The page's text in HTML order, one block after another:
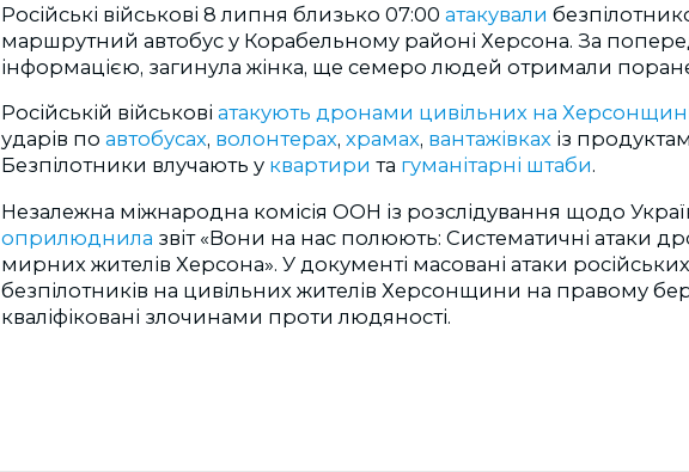
Російські військові 8 липня близько 07:00 атакували
маршрутний автобус у Корабельному районі Херсона. За
інформацією, загинула жінка, ще семеро людей отримали
Російській військові атакують дронами цивільних на
ударів по автобусах, волонтерах, храмах, вантажівках із
Безпілотники влучають у квартири та гуманітарні штаби.
Незалежна міжнародна комісія ООН із розслідування щодо
оприлюднила звіт «Вони на нас полюють: Систематичні атаки
мирних жителів Херсона». У документі масовані атаки російських
безпілотників на цивільних жителів Херсонщини на правому
кваліфіковані злочинами проти людяності.